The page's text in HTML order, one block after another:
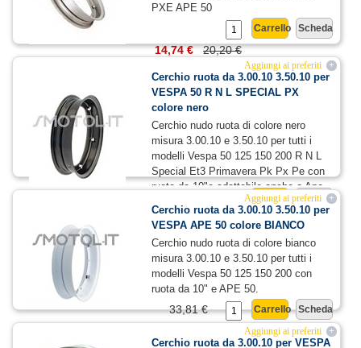
PXE APE 50
Scheda
Carrello
20,20 €
14,74 €
+
Aggiungi ai preferiti
Cerchio ruota da 3.00.10 3.50.10 per
VESPA 50 R N L SPECIAL PX
colore nero
Cerchio nudo ruota di colore nero
misura 3.00.10 e 3.50.10 per tutti i
modelli Vespa 50 125 150 200 R N L
Special Et3 Primavera Pk Px Pe con
ruota da 10"e adattabile anche a Ape
Scheda
Carrello +
Aggiungi ai preferiti
Cerchio ruota da 3.00.10 3.50.10 per
VESPA APE 50 colore BIANCO
Cerchio nudo ruota di colore bianco
misura 3.00.10 e 3.50.10 per tutti i
modelli Vespa 50 125 150 200 con
ruota da 10" e APE 50.
Scheda
Carrello
33,81 €
+
Aggiungi ai preferiti
Cerchio ruota da 3.00.10 per VESPA